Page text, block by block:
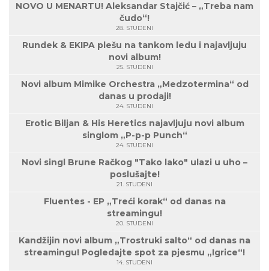
NOVO U MENARTU! Aleksandar Stajčić – „Treba nam
čudo“!
28. STUDENI
Rundek & EKIPA plešu na tankom ledu i najavljuju
novi album!
25. STUDENI
Novi album Mimike Orchestra „Medzotermina“ od
danas u prodaji!
24. STUDENI
Erotic Biljan & His Heretics najavljuju novi album
singlom „P-p-p Punch“
24. STUDENI
Novi singl Brune Račkog "Tako lako" ulazi u uho –
poslušajte!
21. STUDENI
Fluentes - EP „Treći korak“ od danas na
streamingu!
20. STUDENI
Kandžijin novi album „Trostruki salto“ od danas na
streamingu! Pogledajte spot za pjesmu „Igrice“!
14. STUDENI